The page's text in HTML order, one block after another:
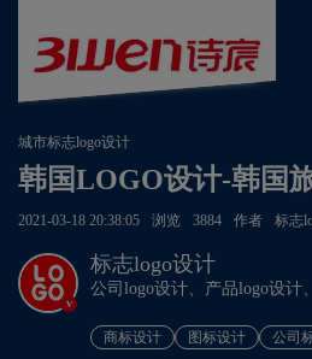
城市标志logo设计
韩国LOGO设计-韩国
2021-03-18 20:38:05 浏览 3884 作者 标志
v
标志logo设计
公司logo设计、产品logo设计
商标设计 图标设计 公司